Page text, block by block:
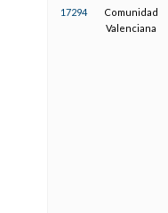
17294
Comunidad
Valenciana